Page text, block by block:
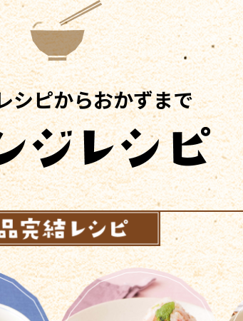
シピからおかずまで